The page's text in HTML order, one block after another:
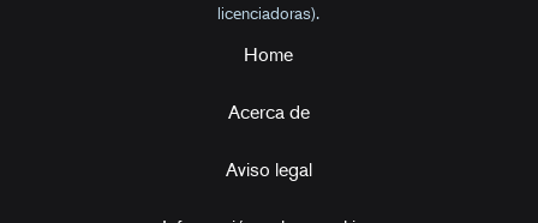
licenciadoras).
Home
Acerca de
Aviso legal